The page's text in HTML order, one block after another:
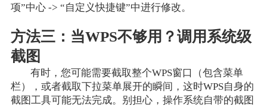
项”中心 -> “自定义快捷键”中进行修改。
方法三：当WPS不够用？调用系统级
截图
有时，您可能需要截取整个WPS窗口（包含菜单
栏），或者截取下拉菜单展开的瞬间，这时WPS自身的
截图工具可能无法完成。别担心，操作系统自带的截图